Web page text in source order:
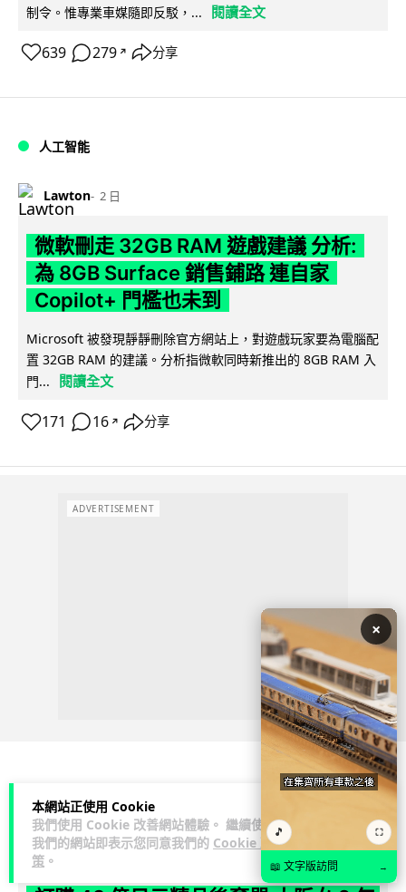
本網站正使用 Cookie
我們使用 Cookie 改善網站體驗。 繼續使用
我們的網站即表示您同意我們的 Cookie 政
策 。
制令。惟專業車媒隨即反駁，...
閱讀全文
639 279 ↗ 分享
人工智能
Lawton 2 日
微軟刪走 32GB RAM 遊戲建議 分析:
為 8GB Surface 銷售鋪路 連自家
Copilot+ 門檻也未到
Microsoft 被發現靜靜刪除官方網站上，對遊戲玩家要為電腦配
置 32GB RAM 的建議。分析指微軟同時新推出的 8GB RAM 入
門...
閱讀全文
171 16 ↗ 分享
ADVERTISEMENT
科技娛樂 影視娛樂
Lawton 2 日
×
🎵 ⛶
📖 文字版訪問 →